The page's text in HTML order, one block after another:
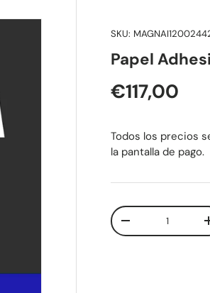
SKU:
Papel
Precio
€117,00
Todos los precios
la pantalla de pago.
Cant.
Disminuir